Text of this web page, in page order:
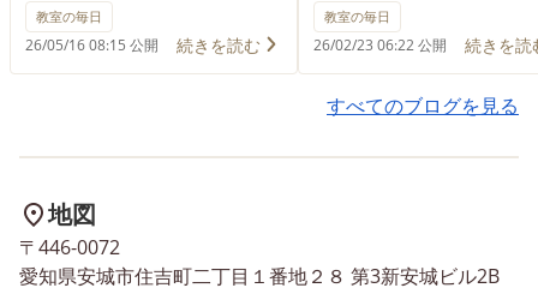
トロールが難しい、環境の変
化の影響を受けやすい、と悩
まれているお子さまが多くい
ラス替えや先生の変化、生活
リズムの変化などによって、
子どもたちの心や体に大きな
負荷がかかりやすい時期でも
あります。 今回は、安城市
教室の毎日
26/05/16 08:15 公開 続きを読む
学校や園での戸外活動で
びが取り入れられるとこ
多いのではないでしょう
AliveGYMでも、保護者
跳べるようになりたい。
AliveGYMの支援方法を交
教室の毎日
26/02/23 06:22 公開 続きを読
すべてのブログを見る
地図
〒446-0072
愛知県安城市住吉町二丁目１番地２８ 第3新安城ビル2B